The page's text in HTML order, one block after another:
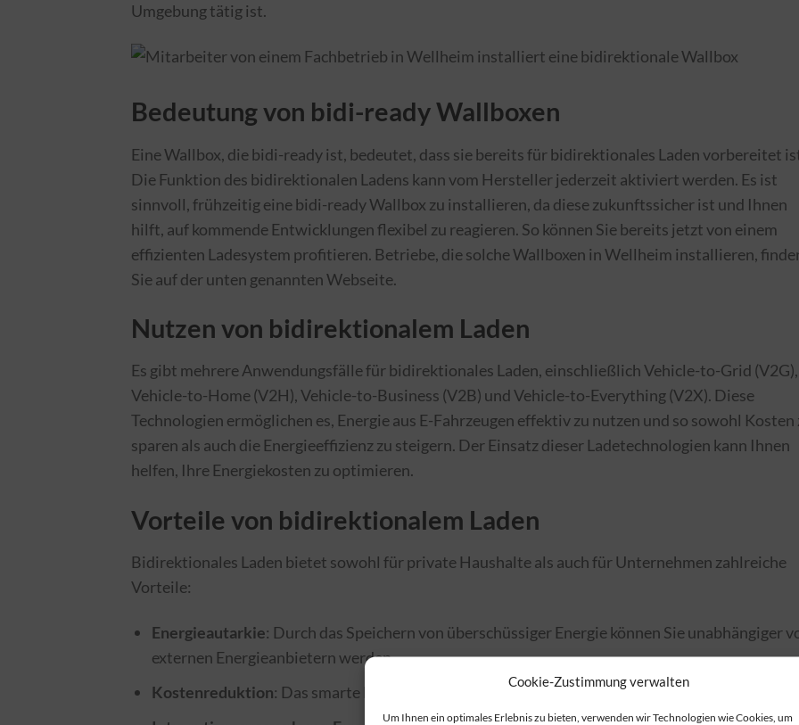
Cookie-Zustimmung verwalten
Um Ihnen ein optimales Erlebnis zu bieten, verwenden wir Technologien wie Cookies, um
Umgebung tätig ist.
Bedeutung von bidi-ready Wallboxen
Eine Wallbox, die bidi-ready ist, bedeutet, dass sie bereits für bidirektionales Laden vorbereitet
Die Funktion des bidirektionalen Ladens kann vom Hersteller jederzeit aktiviert werden. Es ist
sinnvoll, frühzeitig eine bidi-ready Wallbox zu installieren, da diese zukunftssicher ist und Ihnen
hilft, auf kommende Entwicklungen flexibel zu reagieren. So können Sie bereits jetzt von einem
effizienten Ladesystem profitieren. Betriebe, die solche Wallboxen in Wellheim installieren,
Sie auf der unten genannten Webseite.
Nutzen von bidirektionalem Laden
Es gibt mehrere Anwendungsfälle für bidirektionales Laden, einschließlich Vehicle-to-Grid (V2G),
Vehicle-to-Home (V2H), Vehicle-to-Business (V2B) und Vehicle-to-Everything (V2X). Diese
Technologien ermöglichen es, Energie aus E-Fahrzeugen effektiv zu nutzen und so sowohl Kosten
sparen als auch die Energieeffizienz zu steigern. Der Einsatz dieser Ladetechnologien kann Ihnen
helfen, Ihre Energiekosten zu optimieren.
Vorteile von bidirektionalem Laden
Bidirektionales Laden bietet sowohl für private Haushalte als auch für Unternehmen zahlreiche
Vorteile:
Energieautarkie: Durch das Speichern von überschüssiger Energie können Sie unabhängiger
externen Energieanbietern werden.
Kostenreduktion: Das smarte Laden kann helfen, Energiekosten signifikant zu senken.